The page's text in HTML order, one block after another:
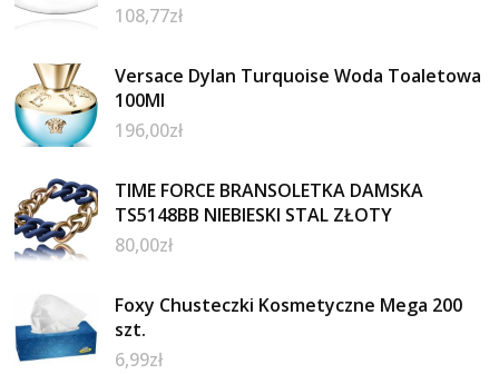
108,77zł
Versace Dylan Turquoise Woda Toaletowa
100Ml
196,00zł
TIME FORCE BRANSOLETKA DAMSKA
TS5148BB NIEBIESKI STAL ZŁOTY
80,00zł
Foxy Chusteczki Kosmetyczne Mega 200
szt.
6,99zł